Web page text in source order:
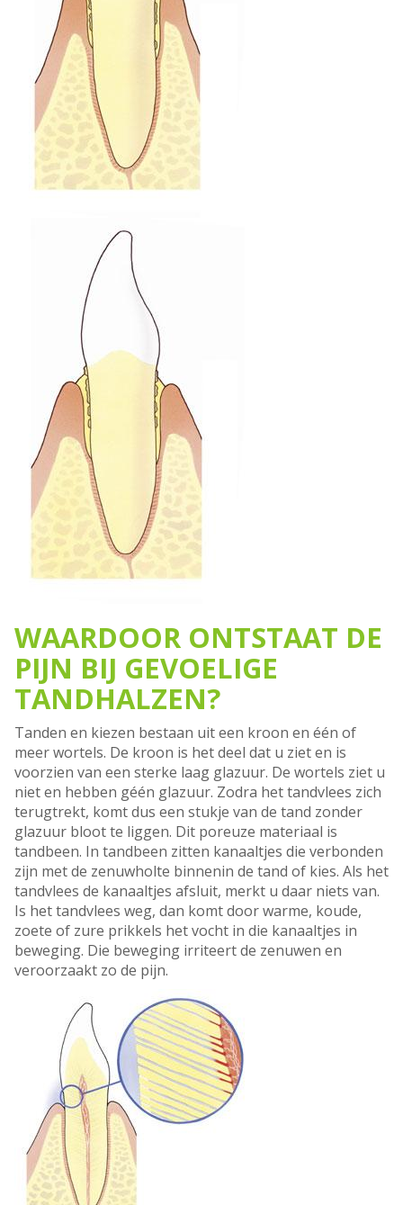
WAARDOOR ONTSTAAT DE
PIJN BIJ GEVOELIGE
TANDHALZEN?
Tanden en kiezen bestaan uit een kroon en één of
meer wortels. De kroon is het deel dat u ziet en is
voorzien van een sterke laag glazuur. De wortels ziet u
niet en hebben géén glazuur. Zodra het tandvlees zich
terugtrekt, komt dus een stukje van de tand zonder
glazuur bloot te liggen. Dit poreuze materiaal is
tandbeen. In tandbeen zitten kanaaltjes die verbonden
zijn met de zenuwholte binnenin de tand of kies. Als het
tandvlees de kanaaltjes afsluit, merkt u daar niets van.
Is het tandvlees weg, dan komt door warme, koude,
zoete of zure prikkels het vocht in die kanaaltjes in
beweging. Die beweging irriteert de zenuwen en
veroorzaakt zo de pijn.